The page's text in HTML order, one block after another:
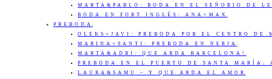
MARTA&PABLO: BODA EN EL SEÑORIO DE
BODA EN FORT INGLÉS: ANA+MAX
PREBODA
OLEKS+JAVI: PREBODA POR EL CENTRO DE
MARINA+SANTI: PREBODA EN NERJA
MARTA&ADRI: QUE ARDA BARCELONA!
PREBODA EN EL PUERTO DE SANTA MARÍA:
LAURA&SAMU – Y QUE ARDA EL AMOR